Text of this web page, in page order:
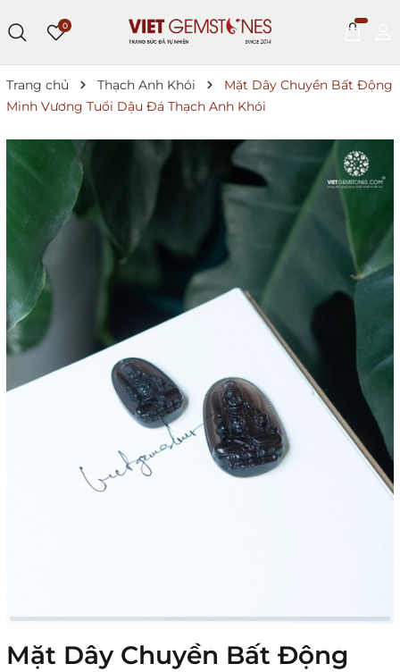
0
Trang chủ Thạch Anh Khói
Mặt Dây Chuyền Bất Động
Minh Vương Tuổi Dậu Đá Thạch Anh Khói
Mặt Dây Chuyền Bất Động